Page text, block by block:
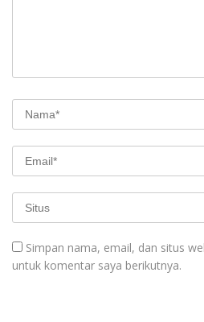
Simpan nama, email, dan situs
untuk komentar saya berikutnya.